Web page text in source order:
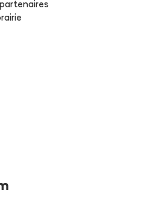
partenaires